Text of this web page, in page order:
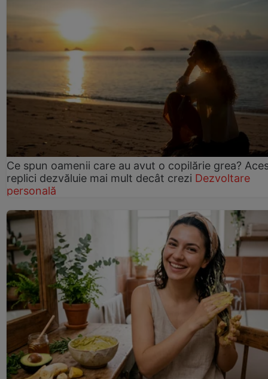
Ce spun oamenii care au avut o copilărie grea?
replici dezvăluie mai mult decât crezi Dezvoltare
personală